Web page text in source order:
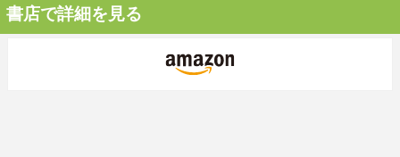
書店で詳細を見る